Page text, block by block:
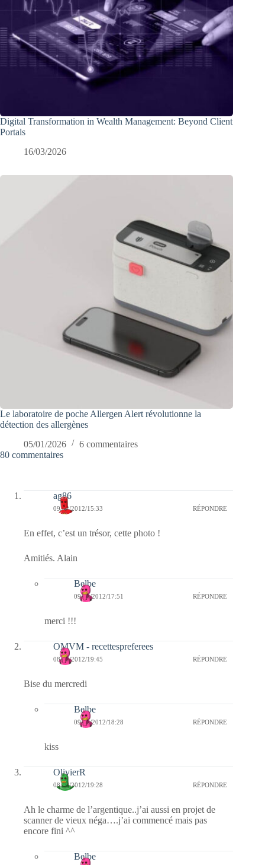
Digital Transformation in Wealth Management: Beyond Client
Portals
16/03/2026
Le laboratoire de poche Allergen Alert révolutionne la
détection des allergènes
05/01/2026
6 commentaires
80 commentaires
ag86
09/02/2012/15:33 RÉPONDRE
En effet, c’est un trésor, cette photo !
Amitiés. Alain
Belbe
09/02/2012/17:51 RÉPONDRE
merci !!!
OMVM - recettespreferees
08/02/2012/19:45 RÉPONDRE
Bise du mercredi
Belbe
09/02/2012/18:28 RÉPONDRE
kiss
OlivierR
08/02/2012/19:28 RÉPONDRE
Ah le charme de l’argentique..j’ai aussi en projet de
scanner de vieux néga….j’ai commencé mais pas
encore fini ^^
Belbe